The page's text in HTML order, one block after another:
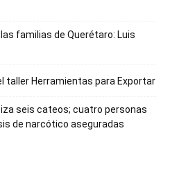
familias de Querétaro: Luis
taller Herramientas para Exportar
seis cateos; cuatro personas
de narcótico aseguradas